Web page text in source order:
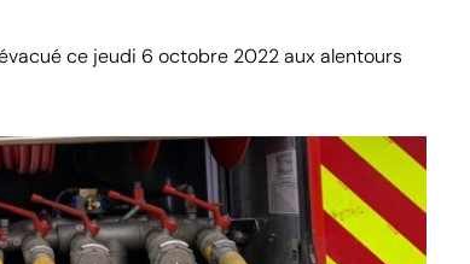
ce jeudi 6 octobre 2022 aux alentours